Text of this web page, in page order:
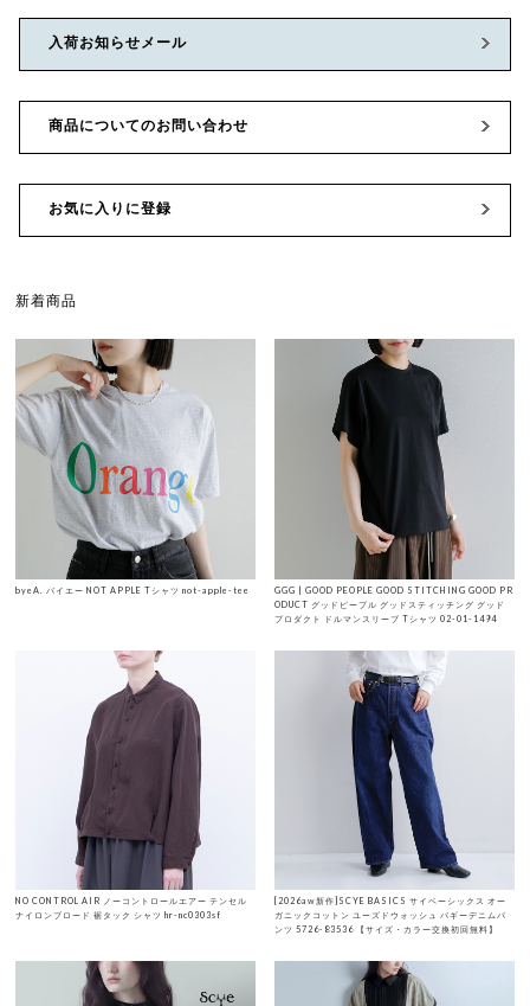
入荷お知らせメール
商品についてのお問い合わせ
お気に入りに登録
新着商品
byeA. バイエー NOT APPLE Tシャツ not-apple-tee
GGG | GOOD PEOPLE GOOD STITCHING GOOD PR
ODUCT グッドピープル グッドスティッチング グッド
プロダクト ドルマンスリーブ Tシャツ 02-01-1494
NO CONTROL AIR ノーコントロールエアー テンセル
ナイロンブロード 裾タック シャツ hr-nc0303sf
[2026aw新作]SCYE BASICS サイベーシックス オー
ガニックコットン ユーズドウォッシュ バギーデニムパ
ンツ 5726-83536 【サイズ・カラー交換初回無料】